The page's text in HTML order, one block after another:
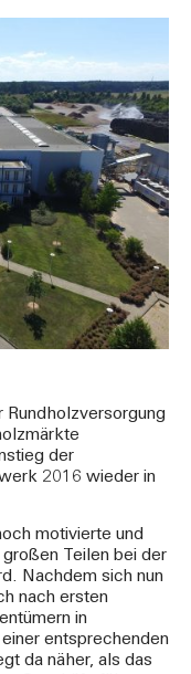
der
2016 wieder in
motivierte und
Teilen bei der
Nachdem sich nun
nach ersten
in
entsprechenden
da näher, als das